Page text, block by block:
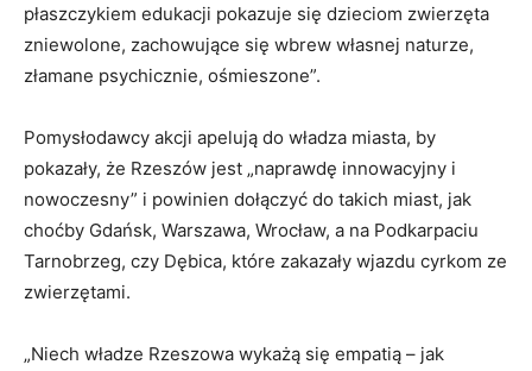
płaszczykiem edukacji pokazuje się dzieciom zwierzęta
zniewolone, zachowujące się wbrew własnej naturze,
złamane psychicznie, ośmieszone”.
Pomysłodawcy akcji apelują do władza miasta, by
pokazały, że Rzeszów jest „naprawdę innowacyjny i
nowoczesny” i powinien dołączyć do takich miast, jak
choćby Gdańsk, Warszawa, Wrocław, a na Podkarpaciu
Tarnobrzeg, czy Dębica, które zakazały wjazdu cyrkom ze
zwierzętami.
„Niech władze Rzeszowa wykażą się empatią – jak